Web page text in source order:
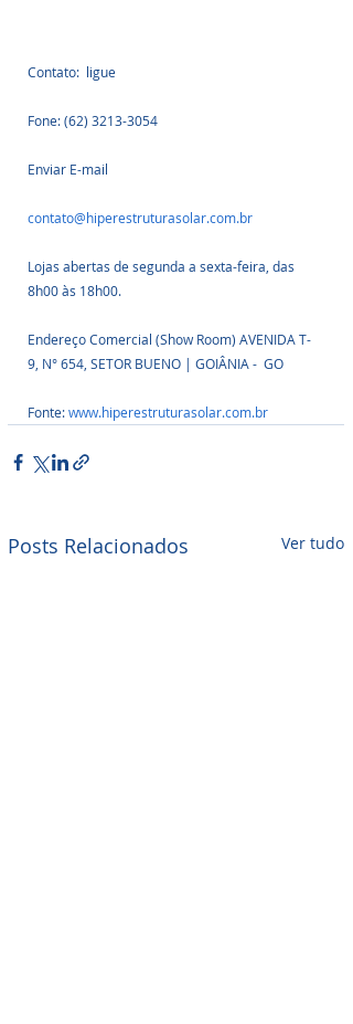
Contato:  ligue
Fone: (62) 3213-3054
Enviar E-mail
contato@hiperestruturasolar.com.br
Lojas abertas de segunda a sexta-feira, das
8h00 às 18h00.
Endereço Comercial (Show Room) AVENIDA T-
9, N° 654, SETOR BUENO | GOIÂNIA -  GO
Fonte: www.hiperestruturasolar.com.br
Posts Relacionados Ver tudo